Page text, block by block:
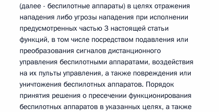
(далее - беспилотные аппараты) в целях отражения
нападения либо угрозы нападения при исполнении
предусмотренных частью 3 настоящей статьи
функций, в том числе посредством подавления или
преобразования сигналов дистанционного
управления беспилотными аппаратами, воздействия
на их пульты управления, а также повреждения или
уничтожения беспилотных аппаратов. Порядок
принятия решения о пресечении функционирования
беспилотных аппаратов в указанных целях, а также